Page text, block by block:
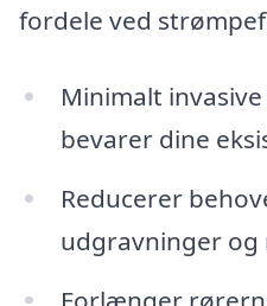
fordele ved
Minimalt
bevarer dine
Reducerer
udgravninger